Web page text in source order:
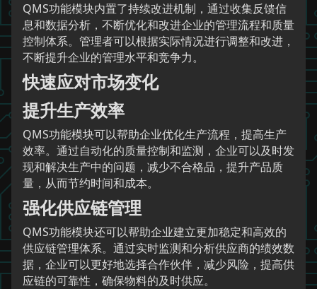
QMS功能模块内置了持续改进机制，通过收集反馈信
息和数据分析，不断优化和改进企业的管理流程和质量
控制体系。管理者可以根据实际情况进行调整和改进，
不断提升企业的管理水平和竞争力。
快速应对市场变化
提升生产效率
QMS功能模块可以帮助企业优化生产流程，提高生产
效率。通过自动化的质量控制和监测，企业可以及时发
现和解决生产中的问题，减少不合格品，提升产品质
量，从而节约时间和成本。
强化供应链管理
QMS功能模块还可以帮助企业建立更加稳定和高效的
供应链管理体系。通过实时监测和分析供应商的绩效数
据，企业可以更好地选择合作伙伴，减少风险，提高供
应链的可靠性，确保物料的及时供应。